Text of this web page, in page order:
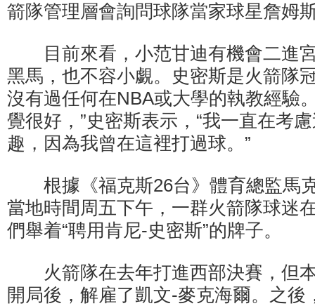
箭隊管理層會詢問球隊當家球星詹姆
目前來看，小范甘迪有機會二進
黑馬，也不容小覷。史密斯是火箭隊
沒有過任何在NBA或大學的執教經驗
覺很好，”史密斯表示，“我一直在考
趣，因為我曾在這裡打過球。”
根據《福克斯26台》體育總監馬
當地時間周五下午，一群火箭隊球迷
們舉着“聘用肯尼-史密斯”的牌子。
火箭隊在去年打進西部決賽，但
開局後，解雇了凱文-麥克海爾。之後